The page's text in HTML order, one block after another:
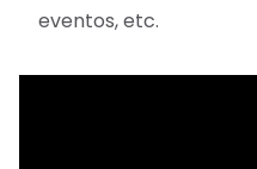
eventos, etc.